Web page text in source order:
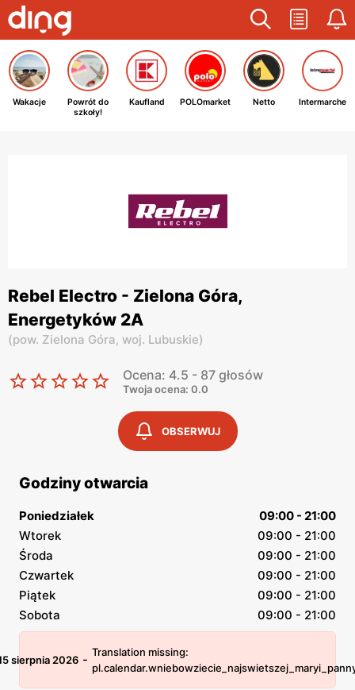
Wakacje
Powrót do
szkoły!
Kaufland POLOmarket Netto Intermarche
Rebel Electro - Zielona Góra,
Energetyków 2A
(pow. Zielona Góra, woj. Lubuskie)
Ocena: 4.5 - 87 głosów
Twoja ocena: 0.0
OBSERWUJ
Godziny otwarcia
Poniedziałek
09:00 - 21:00
Wtorek
09:00 - 21:00
Środa
09:00 - 21:00
Czwartek
09:00 - 21:00
Piątek
09:00 - 21:00
Sobota
09:00 - 21:00
sierpnia 2026 - Translation missing: